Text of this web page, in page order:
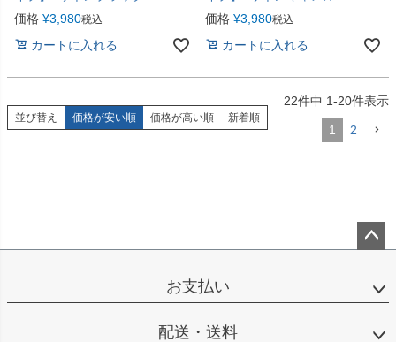
価格 ¥3,980税込
カートに入れる
価格 ¥3,980税込
カートに入れる
並び替え 価格が安い順 価格が高い順 新着順
22件中 1-20件表示
1 2
ップ
お支払い
配送・送料